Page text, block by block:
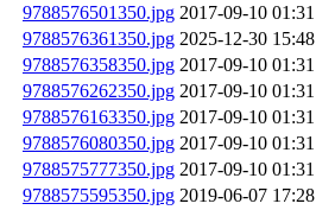
9788576501350.jpg 2017-09-10 01:31
9788576361350.jpg 2025-12-30 15:48
9788576358350.jpg 2017-09-10 01:31
9788576262350.jpg 2017-09-10 01:31
9788576163350.jpg 2017-09-10 01:31
9788576080350.jpg 2017-09-10 01:31
9788575777350.jpg 2017-09-10 01:31
9788575595350.jpg 2019-06-07 17:28